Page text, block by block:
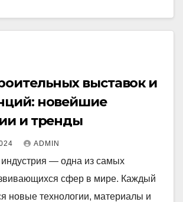
выставок и
новейшие
и тренды
ADMIN
— одна из самых
сфер в мире. Каждый
новые технологии, материалы и